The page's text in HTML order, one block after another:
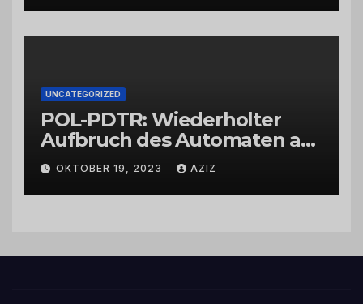
UNCATEGORIZED
POL-PDTR: Wiederholter
Aufbruch des Automaten am
Wohnmobilstellplatz in
Hermeskeil am Labachweg
OKTOBER 19, 2023 AZIZ